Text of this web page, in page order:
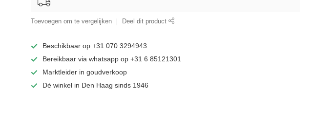
Toevoegen om te vergelijken Deel dit product
Beschikbaar op +31 070 3294943
Bereikbaar via whatsapp op +31 6 85121301
Marktleider in goudverkoop
Dé winkel in Den Haag sinds 1946